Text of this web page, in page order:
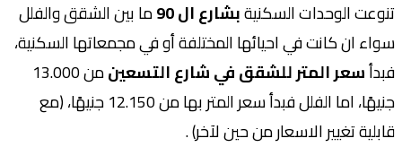
تنوعت الوحدات السكنيةبشارع ال 90
ما بين الشقق والفلل
سواء ان كانت في احيائها المختلفة أو في مجمعاتها السكنية،
فبدأسعر المتر للشقق في شارع التسعين
من 13.000
جنيهًا، اما الفلل فبدأ سعر المتر بها من 12.150 جنيهًا، (مع
قابلية تغيير الاسعار من حين لآخر) .